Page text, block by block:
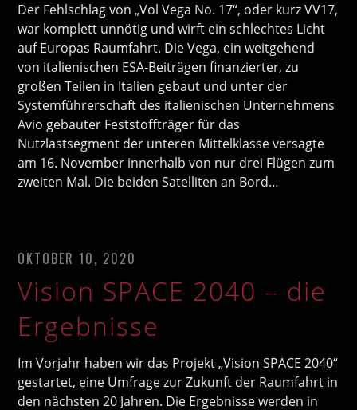
Der Fehlschlag von „Vol Vega No. 17“, oder kurz VV17,
war komplett unnötig und wirft ein schlechtes Licht
auf Europas Raumfahrt. Die Vega, ein weitgehend
von italienischen ESA-Beiträgen finanzierter, zu
großen Teilen in Italien gebaut und unter der
Systemführerschaft des italienischen Unternehmens
Avio gebauter Feststoffträger für das
Nutzlastsegment der unteren Mittelklasse versagte
am 16. November innerhalb von nur drei Flügen zum
zweiten Mal. Die beiden Satelliten an Bord…
OKTOBER 10, 2020
Vision SPACE 2040 – die
Ergebnisse
Im Vorjahr haben wir das Projekt „Vision SPACE 2040“
gestartet, eine Umfrage zur Zukunft der Raumfahrt in
den nächsten 20 Jahren. Die Ergebnisse werden in